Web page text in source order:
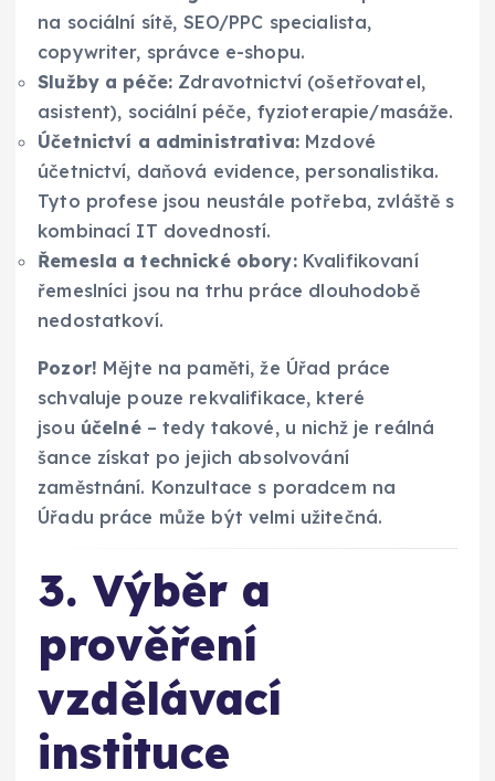
na sociální sítě, SEO/PPC specialista,
copywriter, správce e-shopu.
Služby a péče: Zdravotnictví (ošetřovatel,
asistent), sociální péče, fyzioterapie/masáže.
Účetnictví a administrativa: Mzdové
účetnictví, daňová evidence, personalistika.
Tyto profese jsou neustále potřeba, zvláště s
kombinací IT dovedností.
Řemesla a technické obory:Kvalifikovaní
řemeslníci jsou na trhu práce dlouhodobě
nedostatkoví.
Pozor! Mějte na paměti, že Úřad práce
schvaluje pouze rekvalifikace, které
jsou účelné– tedy takové, u nichž je reálná
šance získat po jejich absolvování
zaměstnání. Konzultace s poradcem na
Úřadu práce může být velmi užitečná.
3. Výběr a
prověření
vzdělávací
instituce